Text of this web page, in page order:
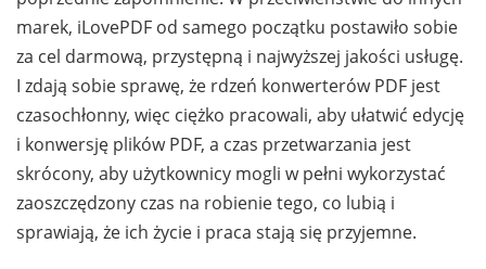
marek, iLovePDF od samego początku postawiło sobie
za cel darmową, przystępną i najwyższej jakości usługę.
I zdają sobie sprawę, że rdzeń konwerterów PDF jest
czasochłonny, więc ciężko pracowali, aby ułatwić edycję
i konwersję plików PDF, a czas przetwarzania jest
skrócony, aby użytkownicy mogli w pełni wykorzystać
zaoszczędzony czas na robienie tego, co lubią i
sprawiają, że ich życie i praca stają się przyjemne.